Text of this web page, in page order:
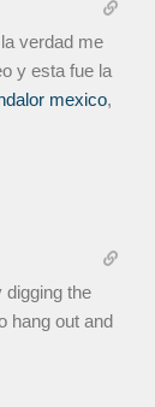
verdad me
y esta fue la
mexico,
digging the
hang out and